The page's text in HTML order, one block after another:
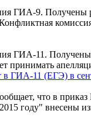
ГИА-9.
ГИА-11.
принимать
ГИА-11 (ЕГЭ) в
что в
году" внесены